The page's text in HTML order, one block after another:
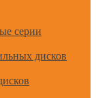
серии
дисков